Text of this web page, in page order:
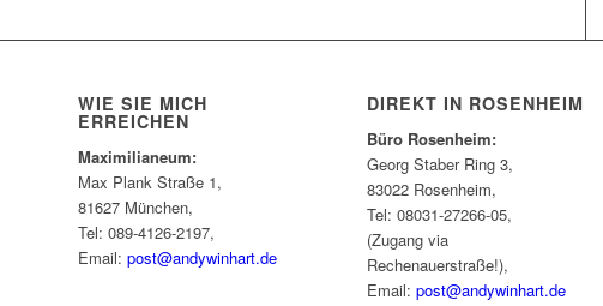
WIE SIE MICH
ERREICHEN
Maximilianeum:
Max Plank Straße 1,
81627 München,
Tel: 089-4126-2197,
Email:post@andywinhart.de
DIREKT IN ROSENHEIM
Büro Rosenheim:
Georg Staber Ring 3,
83022 Rosenheim,
Tel: 08031-27266-05,
(Zugang via
Rechenauerstraße!),
Email:post@andywinhart.de